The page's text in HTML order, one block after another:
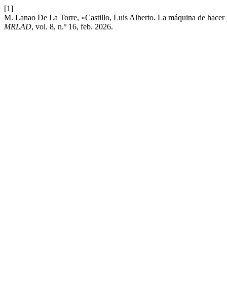
[1]
M. Lanao De La Torre, «Castillo, Luis Alberto. La máquina de
MRLAD, vol. 8, n.º 16, feb. 2026.